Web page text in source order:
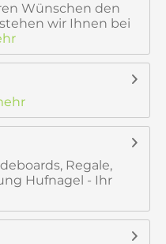
Wünschen den
wir Ihnen bei
Regale,
Hufnagel - Ihr